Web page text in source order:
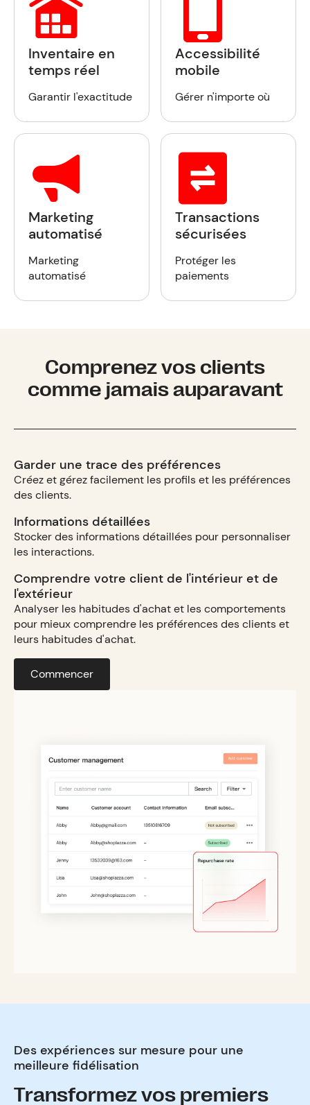
Inventaire en
temps réel
Garantir l'exactitude
Accessibilité
mobile
Gérer n'importe où
Marketing
automatisé
Marketing
automatisé
Transactions
sécurisées
Protéger les
paiements
Comprenez vos clients
comme jamais auparavant
Garder une trace des préférences
Créez et gérez facilement les profils et les préférences
des clients.
Informations détaillées
Stocker des informations détaillées pour personnaliser
les interactions.
Comprendre votre client de l'intérieur et de
l'extérieur
Analyser les habitudes d'achat et les comportements
pour mieux comprendre les préférences des clients et
leurs habitudes d'achat.
Commencer
Des expériences sur mesure pour une
meilleure fidélisation
Transformez vos premiers